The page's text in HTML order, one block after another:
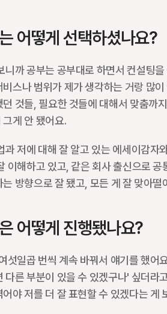
어떻게 선택하셨나요?
니까 공부는 공부대로 하면서 컨설팅
스나 범위가 제가 생각하는 거랑 많
것들, 필요한 것들에 대해서 맞춤까
게 안 됐어요.
과 저에 대해 잘 알고 있는 에세이감자
이해하고 있고, 같은 회사 출신으로
방향으로 잘 됐고, 모든 게 잘 맞아떨
어떻게 진행됐나요?
섯일곱 번씩 계속 바꿔서 얘기를 했어
다른 부분이 있을 수 있겠구나' 싶더라
야 저를 더 잘 표현할 수 있겠다는 게